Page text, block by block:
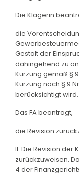
Die Klägerin
die
Gestalt der
dahingehend zu
Kürzung gemäß § 9
Kürzung nach § 9
berücksichtigt wird.
Das FA beantragt,
die Revision
II. Die Revision der
zurückzuweisen.
4 der